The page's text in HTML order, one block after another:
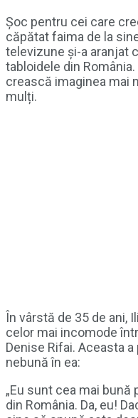
Șoc pentru cei care
căpătat faima de la
televizune și-a aranjat
tabloidele din
crească imaginea mai
mulți.
În vârstă de 35 de ani,
celor mai incomode
Denise Rifai. Aceasta
nebună în ea:
„Eu sunt cea mai
din România. Da, eu!